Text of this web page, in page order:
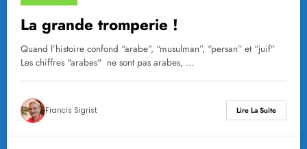
La grande tromperie !
Quand l’histoire confond “arabe”, “musulman”, “persan” et “juif”
Les chiffres "arabes" ne sont pas arabes, …
Francis Sigrist Lire La Suite